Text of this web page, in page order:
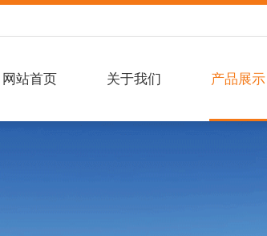
网站首页 关于我们 产品展示